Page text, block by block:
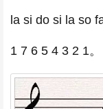
la si do si la so
1 7 6 5 4 3 2 1。